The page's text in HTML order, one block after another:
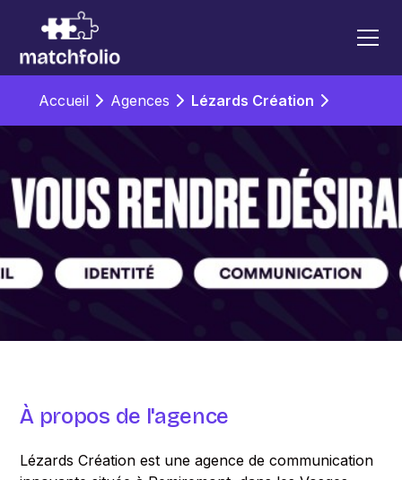
Accueil Agences Lézards Création
À propos de l'agence
Lézards Création est une agence de communication